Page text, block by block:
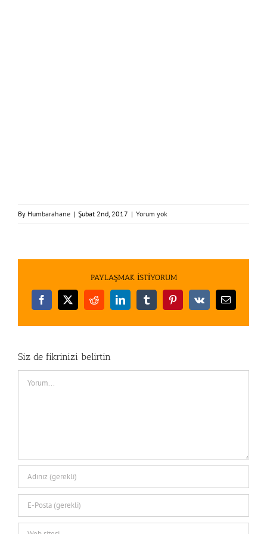
By Humbarahane | Şubat 2nd, 2017 | Yorum yok
PAYLAŞMAK İSTİYORUM
Facebook
X RedditLinkedInTumblrPinterest
Vk
E-
Siz de fikrinizi belirtin